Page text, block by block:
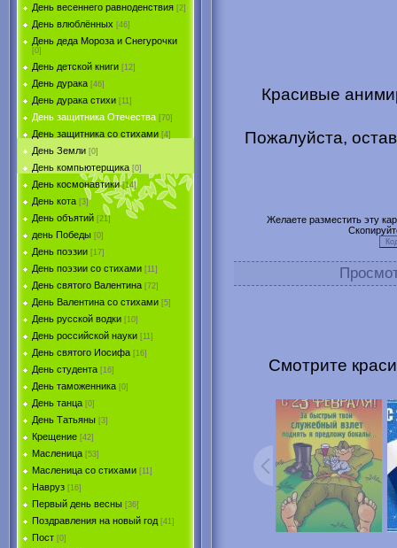
День весеннего равноденствия [2]
День влюблённых [46]
День деда Мороза и Снегурочки
[0]
День детской книги [12]
День дурака [46]
День дурака стихи [11]
День защитника Отечества [70]
День защитника со стихами [4]
День Земли [0]
День компьютерщика [0]
День космонавтики [14]
День кота [3]
День объятий [21]
день Победы [0]
День поэзии [17]
День поэзии со стихами [11]
День святого Валентина [72]
День Валентина со стихами [5]
День русской водки [10]
День российской науки [11]
День святого Иосифа [16]
День студента [16]
День таможенника [0]
День танца [0]
День Татьяны [3]
Крещение [42]
Масленица [53]
Масленица со стихами [11]
Навруз [16]
Первый день весны [36]
Поздравления на новый год [41]
Пост [0]
Красивые
Пожалуйста,
Желаете разместить эту
Смотрите